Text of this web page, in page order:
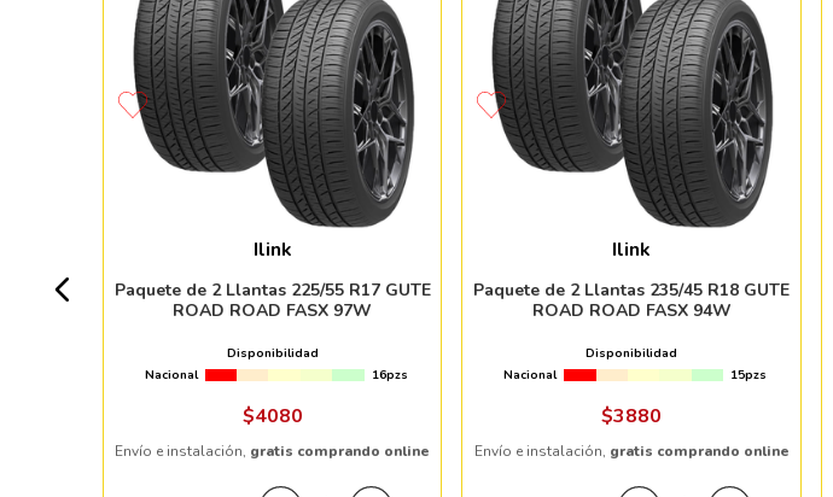
Ilink
Paquete de 2 Llantas 225/55 R17 GUTE
ROAD ROAD FASX 97W
Disponibilidad
Nacional
16pzs
$4080
Envío e instalación, gratis comprando online
Ilink
Paquete de 2 Llantas 235/45 R18 GUTE
ROAD ROAD FASX 94W
Disponibilidad
Nacional
15pzs
$3880
Envío e instalación, gratis comprando online